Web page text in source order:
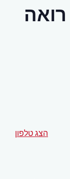
הצג טלפון